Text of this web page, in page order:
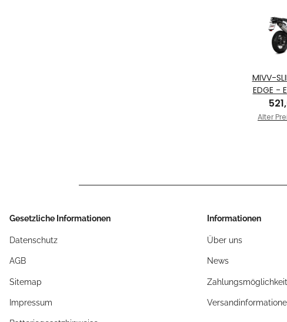
MIVV-
EDGE -
Alter
Gesetzliche Informationen
Datenschutz
AGB
Sitemap
Impressum
Informationen
Über uns
News